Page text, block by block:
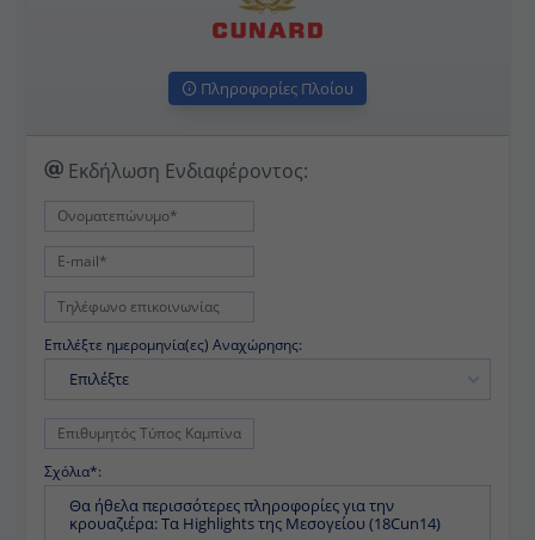
Πληροφορίες Πλοίου
Εκδήλωση Ενδιαφέροντος:
Επιλέξτε ημερομηνία(ες) Αναχώρησης:
Επιλέξτε
Σχόλια*: